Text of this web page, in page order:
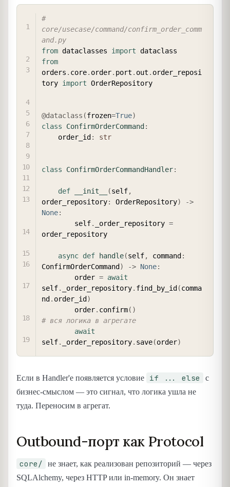
#
core/usecase/command/confirm_order_comm
and.py
from dataclasses import
from
orders . core. order. port . out . order_reposi
tory import OrderRepository
@dataclass (frozen=True)
class
ConfirmOrderCommand :
    order_id
: str
class ConfirmOrderCommandHandler:
def __init__ (self,
order_repository: OrderRepository) ->
None:
        self
. _order_repository =
order_repository
async def handle(self, command :
ConfirmOrderCommand ) -> None:
        order
= await
self. _order_repository. find_by_id (comma
nd . order_id )
        order
. confirm( )
# вся логика в агрегате
await
self. _order_repository. save(order)
Если в Handler'е появляется условие if ... else
с
бизнес-смыслом — это сигнал, что логика ушла не
туда. Переносим в агрегат.
Outbound-порт как Protocol
core/
не знает, как реализован репозиторий — через
SQLAlchemy, через HTTP или in-memory. Он знает